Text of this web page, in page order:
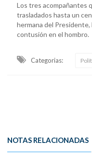
Los tres acompañantes
trasladados hasta un
hermana del Presidente,
contusión en el hombro.
Categorias:
NOTAS RELACIONADAS